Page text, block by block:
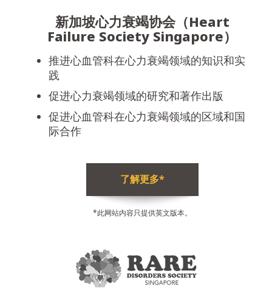
新加坡心力衰竭协会（Heart
Failure Society Singapore）
推进心血管科在心力衰竭领域的知识和实
践
促进心力衰竭领域的研究和著作出版
促进心血管科在心力衰竭领域的区域和国
际合作
了解更多*
*此网站内容只提供英文版本。